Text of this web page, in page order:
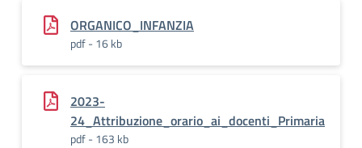
ORGANICO_INFANZIA
pdf - 16 kb
2023-
24_Attribuzione_orario_ai_docenti_Primaria
pdf - 163 kb